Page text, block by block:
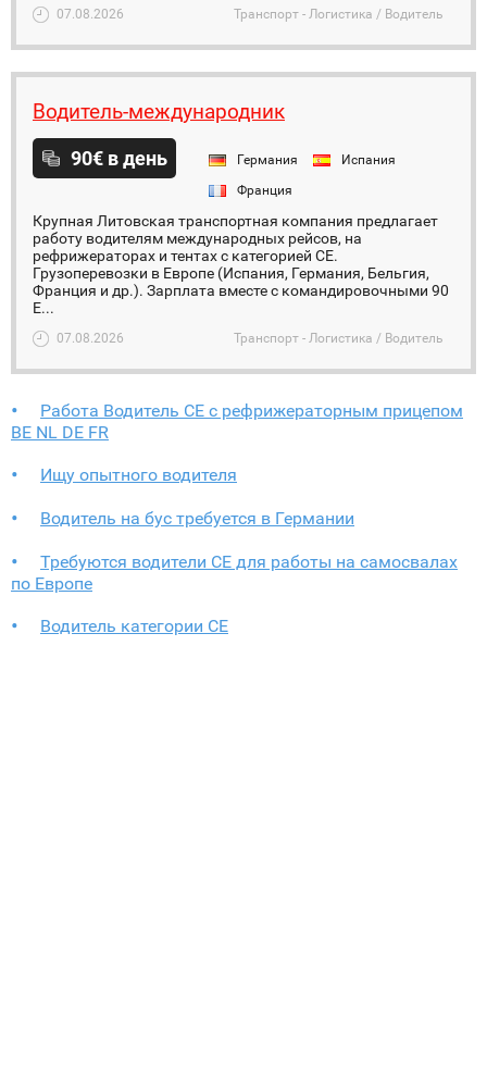
07.08.2026 Транспорт - Логистика / Водитель
Водитель-международник
90€ в день Германия
Испания
Франция
Крупная Литовская транспортная компания предлагает
работу водителям международных рейсов, на
рефрижераторах и тентах с категорией СЕ.
Грузоперевозки в Европе (Испания, Германия, Бельгия,
Франция и др.). Зарплата вместе с командировочными 90
Е...
07.08.2026 Транспорт - Логистика / Водитель
Работа Водитель CE с рефрижераторным прицепом
BE NL DE FR
Ищу опытного водителя
Водитель на бус требуется в Германии
Требуются водители СЕ для работы на самосвалах
по Европe
Водитель категории СЕ